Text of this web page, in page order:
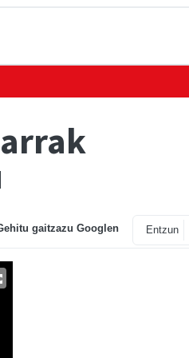
gaitzazu Googlen Entzun